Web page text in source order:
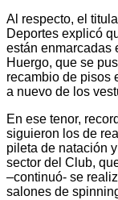
Al respecto, el
Deportes explicó
están enmarcadas
Huergo, que se
recambio de pisos
a nuevo de los
En ese tenor,
siguieron los de
pileta de natación
sector del Club,
–continuó- se
salones de